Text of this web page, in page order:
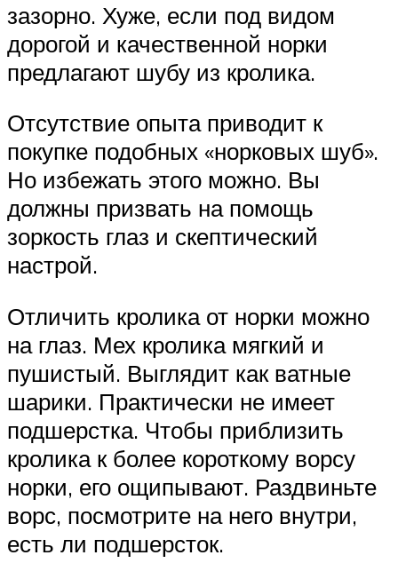
зазорно. Хуже, если под видом
дорогой и качественной норки
предлагают шубу из кролика.
Отсутствие опыта приводит к
покупке подобных «норковых шуб».
Но избежать этого можно. Вы
должны призвать на помощь
зоркость глаз и скептический
настрой.
Отличить кролика от норки можно
на глаз. Мех кролика мягкий и
пушистый. Выглядит как ватные
шарики. Практически не имеет
подшерстка. Чтобы приблизить
кролика к более короткому ворсу
норки, его ощипывают. Раздвиньте
ворс, посмотрите на него внутри,
есть ли подшерсток.